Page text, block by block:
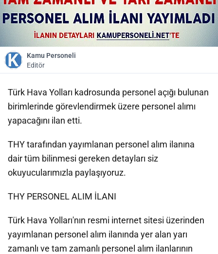
Kamu Personeli
Editör
Türk Hava Yolları kadrosunda personel açığı bulunan
birimlerinde görevlendirmek üzere personel alımı
yapacağını ilan etti.
THY tarafından yayımlanan personel alım ilanına
dair tüm bilinmesi gereken detayları siz
okuyucularımızla paylaşıyoruz.
THY PERSONEL ALIM İLANI
Türk Hava Yolları'nın resmi internet sitesi üzerinden
yayımlanan personel alım ilanında yer alan yarı
zamanlı ve tam zamanlı personel alım ilanlarının